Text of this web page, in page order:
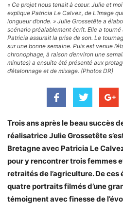
« Ce projet nous tenait à cœur. Julie et
explique Patricia Le Calvez, de L’Image
longueur d’onde. » Julie Grossetête a
scénario préalablement écrit. Elle a
Patricia assurait la prise de son. Le
sur une bonne semaine. Puis est venue
chronophage, à raison d’environ une
minutes) a ensuite été présenté aux
d’étalonnage et de mixage. (Photos DR)
Trois ans après le beau succès
réalisatrice Julie Grossetête
Bretagne avec Patricia Le
pour y rencontrer trois femmes
retraités de l’agriculture. De ces
quatre portraits filmés d’une
témoignent avec finesse de